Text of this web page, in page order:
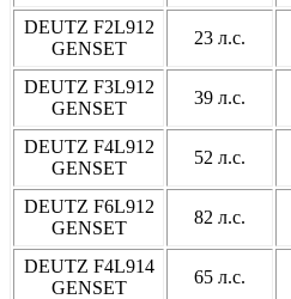
DEUTZ F2L912
GENSET
23 л.с.
DEUTZ F3L912
GENSET
39 л.с.
DEUTZ F4L912
GENSET
52 л.с.
DEUTZ F6L912
GENSET
82 л.с.
DEUTZ F4L914
GENSET
65 л.с.